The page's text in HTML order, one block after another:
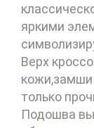
яркими
Верх
кожи,замши
только
Подошва